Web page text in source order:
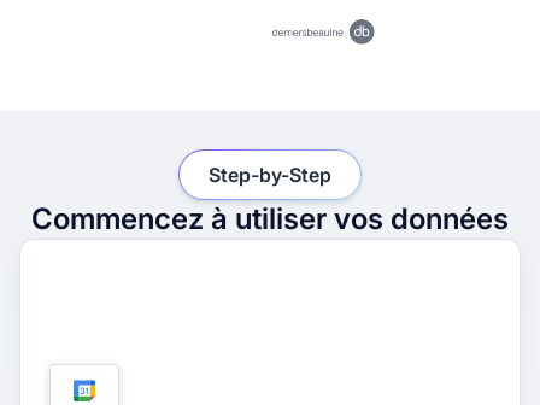
Commencez à utiliser vos données
Step-by-Step